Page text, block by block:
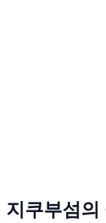
지쿠부섬